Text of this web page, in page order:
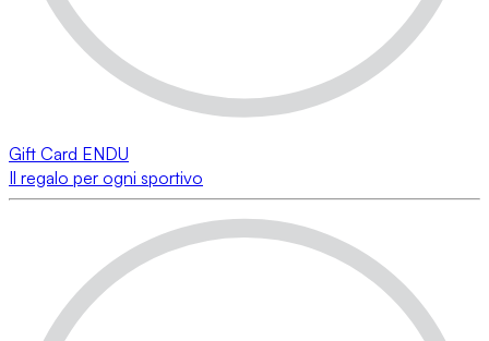
Gift Card ENDU
Il regalo per ogni sportivo